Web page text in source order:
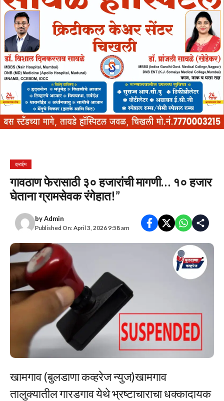
क्राईम
गावठाण फेरासाठी ३० हजारांची मागणी… १० हजार
घेताना ग्रामसेवक रंगेहात!”
byAdmin
Published On: April 3, 2026 9:58 am
खामगाव (बुलडाणा कव्हरेज न्युज)खामगाव
तालुक्यातील गारडगाव येथे भ्रष्टाचाराचा धक्कादायक